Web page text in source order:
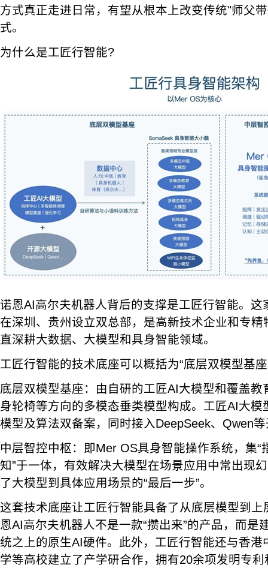
方式真正走进日常，有望从根本上改变传统"师父
式。
为什么是工匠行智能?
诺恩AI高尔夫机器人背后的支撑是工匠行智能。这
在深圳、贵州设立双总部，是高新技术企业和专
直深耕大数据、大模型和具身智能领域。
工匠行智能的技术底座可以概括为“底层双模型基
底层双模型基座：由自研的工匠AI大模型和覆盖教
身轮椅等方向的多模态垂类模型构成。工匠AI大模
模型及算法双备案，同时接入DeepSeek、Qwen
中层智控中枢：即Mer OS具身智能操作系统，集“
知”于一体，有效解决大模型在场景应用中常出现
了大模型到具体应用场景的“最后一步”。
这套技术底座让工匠行智能具备了从底层模型到
恩AI高尔夫机器人不是一款“攒出来”的产品，而是
统之上的原生AI硬件。此外，工匠行智能还与香
学等高校建立了产学研合作，拥有20余项发明专